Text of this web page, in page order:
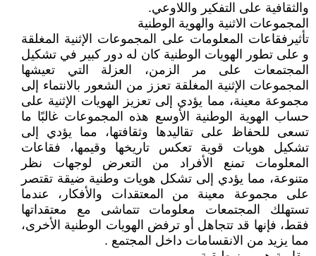
والثقافية على التفكير واللاوعي.
المجموعات الاثنية والهوية الوطنية
تأثيرفقاعات المعلومات على المجموعات الإثنية المغلقة
و على تطور الهويات الوطنية كان له دور كبير في تشكيل
المجتمعات على مر الزمن، العزلة التي تعيشها
المجموعات الإثنية المغلقة تعزز من الشعور بالانتماء إلى
مجموعة معينة، مما يؤدي إلى تعزيز الهويات الإثنية على
حساب الهوية الوطنية الأوسع هذه المجموعات غالبًا ما
تسعى للحفاظ على تقاليدها وثقافتها، مما يؤدي إلى
تشكيل هويات قوية تعكس تاريخها وقيمها، فقاعات
المعلومات تمنع الأفراد من التعرض لوجهات نظر
متنوعة، مما يؤدي إلى تشكل هويات وطنية ضيقة تقتصر
على مجموعة معينة من المعتقدات والأفكار، عندما
تستهلك المجتمعات معلومات تتماشى مع معتقداتها
فقط، فإنها قد تتجاهل أو ترفض الهويات الوطنية الأخرى،
مما يزيد من الانقسامات داخل المجتمع .